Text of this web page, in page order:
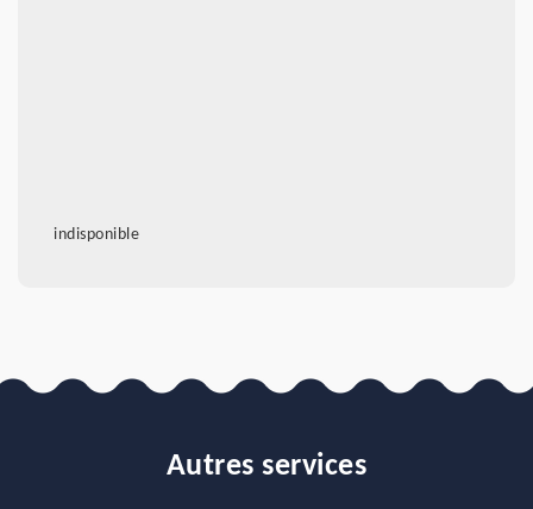
indisponible
Autres services